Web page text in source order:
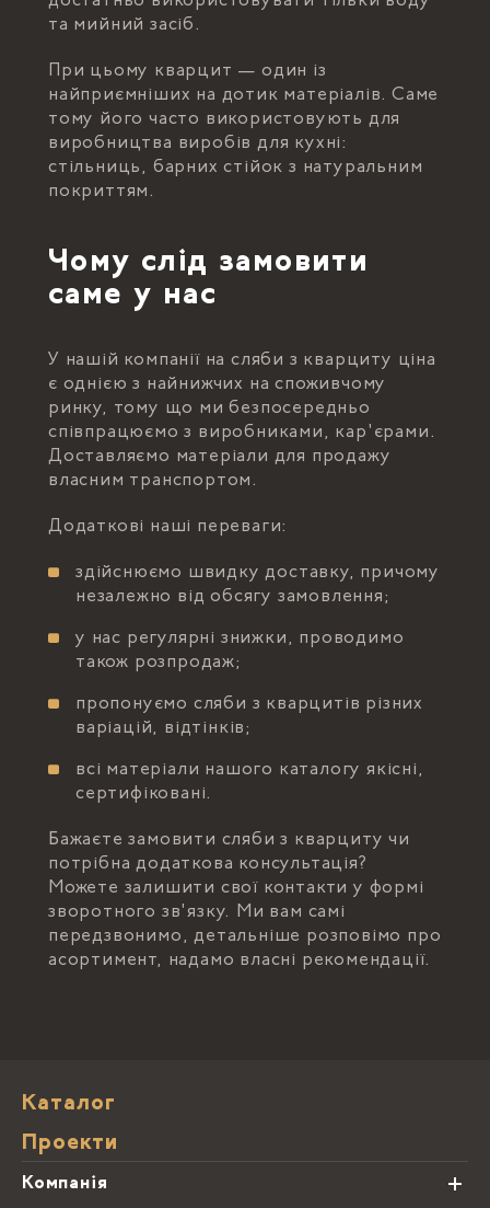
та мийний засіб.
При цьому кварцит — один із
найприємніших на дотик матеріалів. Саме
тому його часто використовують для
виробництва виробів для кухні:
стільниць, барних стійок з натуральним
покриттям.
Чому слід замовити
саме у нас
У нашій компанії на сляби з кварциту ціна
є однією з найнижчих на споживчому
ринку, тому що ми безпосередньо
співпрацюємо з виробниками, кар'єрами.
Доставляємо матеріали для продажу
власним транспортом.
Додаткові наші переваги:
здійснюємо швидку доставку, причому
незалежно від обсягу замовлення;
у нас регулярні знижки, проводимо
також розпродаж;
пропонуємо сляби з кварцитів різних
варіацій, відтінків;
всі матеріали нашого каталогу якісні,
сертифіковані.
Бажаєте замовити сляби з кварциту чи
потрібна додаткова консультація?
Можете залишити свої контакти у формі
зворотного зв'язку. Ми вам самі
передзвонимо, детальніше розповімо про
асортимент, надамо власні рекомендації.
Каталог
Проекти
Компанія